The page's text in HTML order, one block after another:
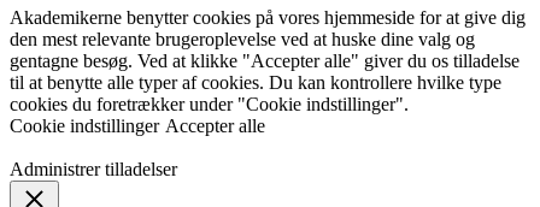
Akademikerne benytter cookies på vores hjemmeside for at give dig
den mest relevante brugeroplevelse ved at huske dine valg og
gentagne besøg. Ved at klikke "Accepter alle" giver du os tilladelse
til at benytte alle typer af cookies. Du kan kontrollere hvilke type
cookies du foretrækker under "Cookie indstillinger".
Cookie indstillinger Accepter alle
Administrer tilladelser